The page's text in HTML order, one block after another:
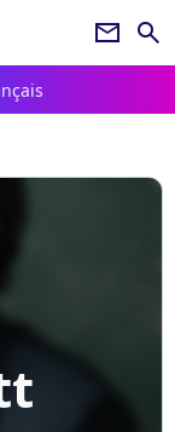
newsletter search